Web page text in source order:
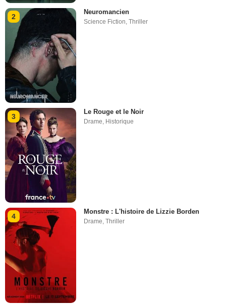
2
Neuromancien
Science Fiction,Thriller
3
Le Rouge et le Noir
Drame, Historique
4
Monstre : L'histoire de Lizzie Borden
Drame,Thriller